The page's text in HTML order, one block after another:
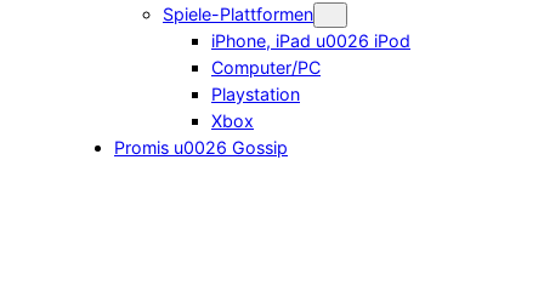
Spiele-Plattformen
iPhone, iPad u0026 iPod
Computer/PC
Playstation
Xbox
Promis u0026 Gossip